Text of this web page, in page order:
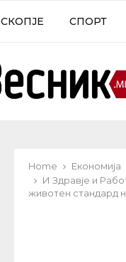
СКОПЈЕ СПОРТ
Home
Економија
И Здравје и
животен стандард